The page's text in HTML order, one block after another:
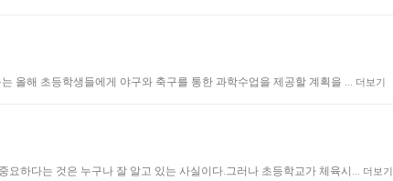
올해 초등학생들에게 야구와 축구를 통한 과학수업을 제공할 계획을 … 더보기
요하다는 것은 누구나 잘 알고 있는 사실이다.그러나 초등학교가 체육시… 더보기